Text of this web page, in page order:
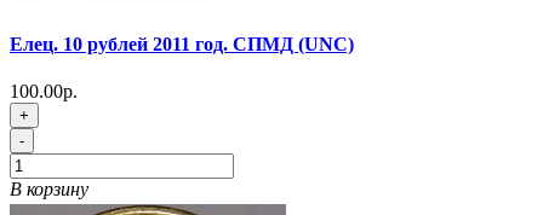
Елец. 10 рублей 2011 год. СПМД (UNC)
100.00р.
+
-
В корзину